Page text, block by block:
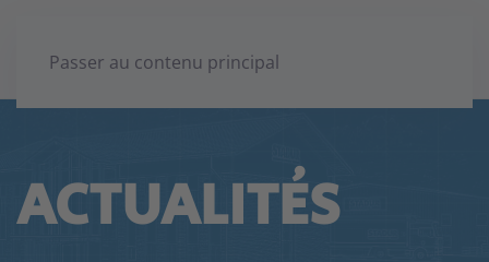
Passer au contenu principal
ACTUALITÉS